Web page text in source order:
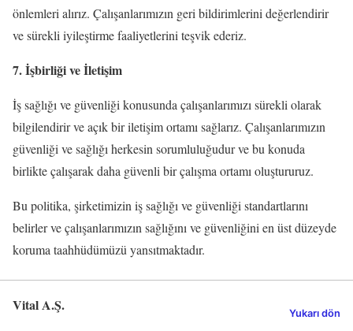
önlemleri alırız. Çalışanlarımızın geri bildirimlerini değerlendirir
ve sürekli iyileştirme faaliyetlerini teşvik ederiz.
7. İşbirliği ve İletişim
İş sağlığı ve güvenliği konusunda çalışanlarımızı sürekli olarak
bilgilendirir ve açık bir iletişim ortamı sağlarız. Çalışanlarımızın
güvenliği ve sağlığı herkesin sorumluluğudur ve bu konuda
birlikte çalışarak daha güvenli bir çalışma ortamı oluştururuz.
Bu politika, şirketimizin iş sağlığı ve güvenliği standartlarını
belirler ve çalışanlarımızın sağlığını ve güvenliğini en üst düzeyde
koruma taahhüdümüzü yansıtmaktadır.
Vital A.Ş. Yukarı dön